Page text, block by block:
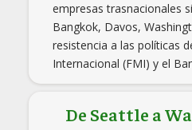
empresas trasnacionales
Bangkok, Davos,
resistencia a las políticas
Internacional (FMI) y el
De Seattle a